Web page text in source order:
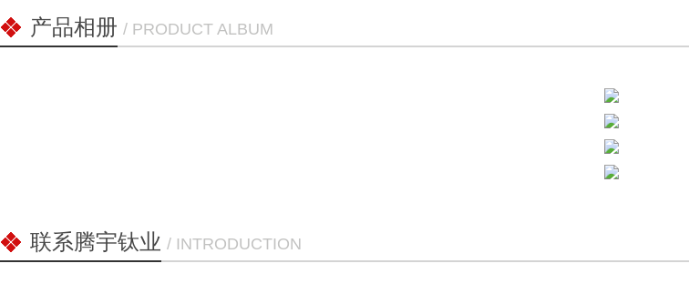
产品相册 / PRODUCT ALBUM
联系腾宇钛业 / INTRODUCTION